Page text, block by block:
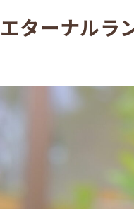
エターナルラ